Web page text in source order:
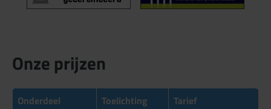
Onze prijzen
Onderdeel Toelichting
Tarief